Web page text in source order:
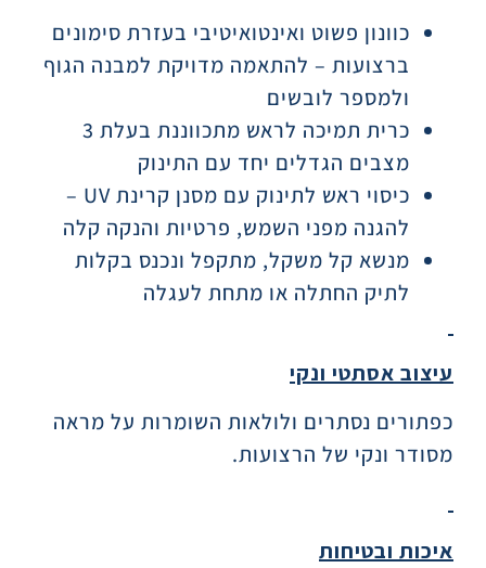
כוונון פשוט ואינטואיטיבי בעזרת סימונים
ברצועות – להתאמה מדויקת למבנה הגוף
ולמספר לובשים
כרית תמיכה לראש מתכווננת בעלת 3
מצבים הגדלים יחד עם התינוק
כיסוי ראש לתינוק עם מסנן קרינת UV –
להגנה מפני השמש, פרטיות והנקה קלה
מנשא קל משקל, מתקפל ונכנס בקלות
לתיק החתלה או מתחת לעגלה
עיצוב אסתטי ונקי
כפתורים נסתרים ולולאות השומרות על מראה
מסודר ונקי של הרצועות.
איכות ובטיחות